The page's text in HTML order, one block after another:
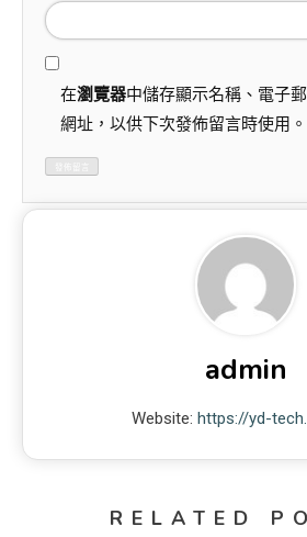
在瀏覽器中儲存顯示名稱、電子
網址，以供下次發佈留言時使用。
admin
Website: https://yd-
RELATED